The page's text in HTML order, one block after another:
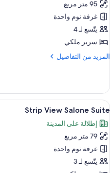
صور
Accessible
Bellagio
Suite
95 متر مربع
غرفة نوم واحدة
يتّسع لـ 4
سرير ملكي
المزيد من التفاصيل
المزيد
Accessible
Bellagio
Suite
استعراض
جميع
صور
Strip
View
Salone
6
Strip View Salone Suite
إطلالة على المدينة
79 متر مربع
غرفة نوم واحدة
يتّسع لـ 3